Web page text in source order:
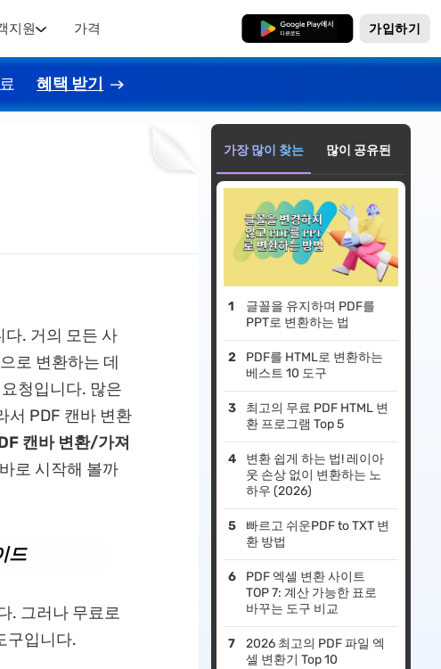
지원 가격 무료로 다운로드 가입하기
혜택 받기
. 거의 모든 사
로 변환하는 데
청입니다. 많은
서 PDF 캔바 변환
캔바 변환/가져
로 시작해 볼까
드
. 그러나 무료로
구입니다.
가장 많이 찾는 많이 공유된
글꼴을 유지하며 PDF를
PPT로 변환하는 법
PDF를 HTML로 변환하는
베스트 10 도구
최고의 무료 PDF HTML 변
환 프로그램 Top 5
변환 쉽게 하는 법! 레이아
웃 손상 없이 변환하는 노
하우 (2026)
빠르고 쉬운PDF to TXT 변
환 방법
PDF 엑셀 변환 사이트
TOP 7: 계산 가능한 표로
바꾸는 도구 비교
2026 최고의 PDF 파일 엑
셀 변환기 Top 10